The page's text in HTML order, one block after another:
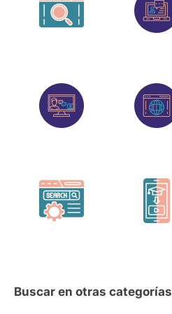
Buscar en otras categorías